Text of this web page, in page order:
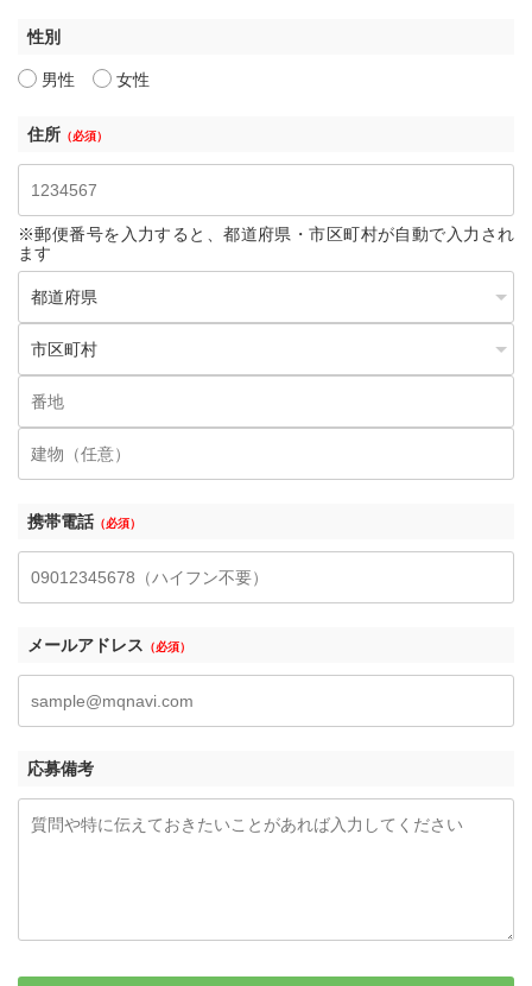
性別
男性 女性
住所 （必須）
※郵便番号を入力すると、都道府県・市区町村が自動で入力され
ます
携帯電話（必須）
メールアドレス （必須）
応募備考